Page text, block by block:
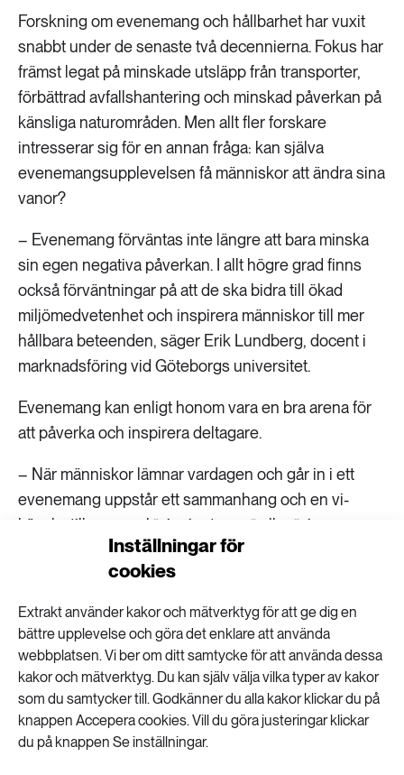
Inställningar för
cookies
Extrakt använder kakor och mätverktyg för att ge dig en
bättre upplevelse och göra det enklare att använda
webbplatsen. Vi ber om ditt samtycke för att använda dessa
kakor och mätverktyg. Du kan själv välja vilka typer av kakor
som du samtycker till. Godkänner du alla kakor klickar du på
knappen Accepera cookies. Vill du göra justeringar klickar
du på knappen Se inställningar.
Forskning om evenemang och hållbarhet har vuxit
snabbt under de senaste två decennierna. Fokus har
främst legat på minskade utsläpp från transporter,
förbättrad avfallshantering och minskad påverkan på
känsliga naturområden. Men allt fler forskare
intresserar sig för en annan fråga: kan själva
evenemangsupplevelsen få människor att ändra sina
vanor?
– Evenemang förväntas inte längre att bara minska
sin egen negativa påverkan. I allt högre grad finns
också förväntningar på att de ska bidra till ökad
miljömedvetenhet och inspirera människor till mer
hållbara beteenden, säger Erik Lundberg, docent i
marknadsföring vid Göteborgs universitet.
Evenemang kan enligt honom vara en bra arena för
att påverka och inspirera deltagare.
– När människor lämnar vardagen och går in i ett
evenemang uppstår ett sammanhang och en vi-
känsla, till exempel ”vi orienterare” eller ”vi
hårdrockare”. Inom hållbarhetsforskning pratar man
både om jaget och om vi:et, som två processer som
känslan blir starkare under evenemang med
likasinnade och där kan man också uppmuntra till
nya hållbara beteenden, säger Erik Lundberg.
Miljöbudskap till deltagare